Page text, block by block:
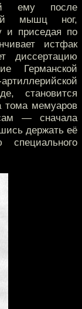
ему после
мышц ног,
и приседая по
истфак
диссертацию
Германской
становится
тома мемуаров
— сначала
держать её